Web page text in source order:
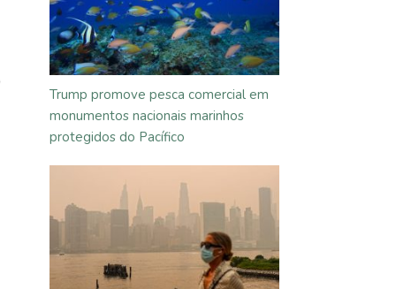
Trump promove pesca comercial em
monumentos nacionais marinhos
protegidos do Pacífico